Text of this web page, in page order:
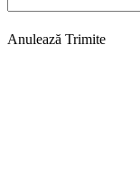
Anulează Trimite